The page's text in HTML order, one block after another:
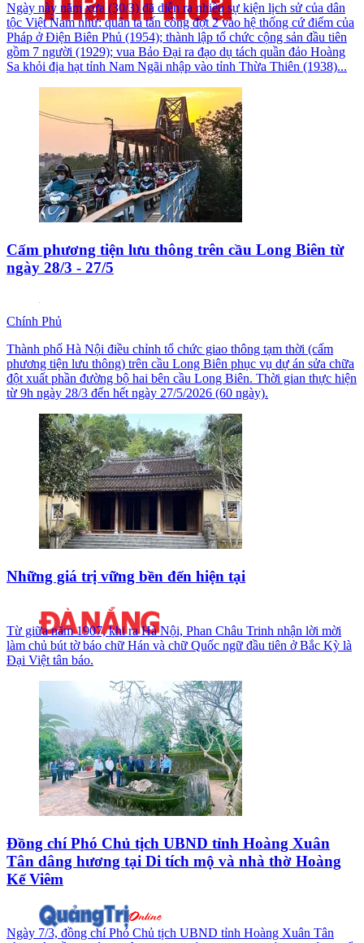
Ngày này năm xưa (30/3) đã diễn ra nhiều sự kiện lịch sử của dân
tộc Việt Nam như: quân ta tấn công đợt 2 vào hệ thống cứ điểm của
Pháp ở Điện Biên Phủ (1954); thành lập tổ chức cộng sản đầu tiên
gồm 7 người (1929); vua Bảo Đại ra đạo dụ tách quần đảo Hoàng
Sa khỏi địa hạt tỉnh Nam Ngãi nhập vào tỉnh Thừa Thiên (1938)...
Cấm phương tiện lưu thông trên cầu Long Biên từ
ngày 28/3 - 27/5
Chính Phủ
Thành phố Hà Nội điều chỉnh tổ chức giao thông tạm thời (cấm
phương tiện lưu thông) trên cầu Long Biên phục vụ dự án sửa chữa
đột xuất phần đường bộ hai bên cầu Long Biên. Thời gian thực hiện
từ 9h ngày 28/3 đến hết ngày 27/5/2026 (60 ngày).
Những giá trị vững bền đến hiện tại
Từ giữa năm 1907, khi ra Hà Nội, Phan Châu Trinh nhận lời mời
làm chủ bút tờ báo chữ Hán và chữ Quốc ngữ đầu tiên ở Bắc Kỳ là
Đại Việt tân báo.
Đồng chí Phó Chủ tịch UBND tỉnh Hoàng Xuân
Tân dâng hương tại Di tích mộ và nhà thờ Hoàng
Kế Viêm
Ngày 7/3, đồng chí Phó Chủ tịch UBND tỉnh Hoàng Xuân Tân